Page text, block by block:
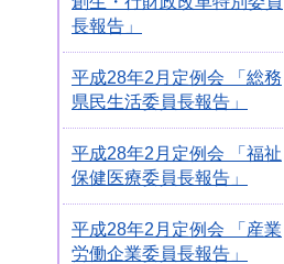
長報告」
平成28年2月定例会 「総務
県民生活委員長報告」
平成28年2月定例会 「福祉
保健医療委員長報告」
平成28年2月定例会 「産業
労働企業委員長報告」